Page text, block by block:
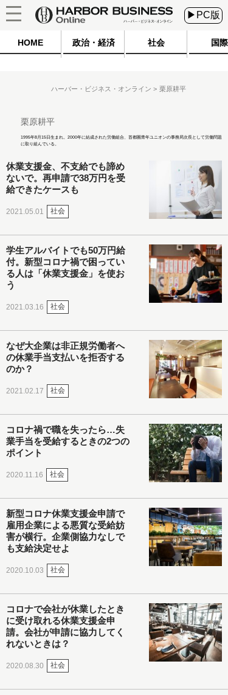
▶PC版
HOME 政治・経済 社会 国際
ハーバー・ビジネス・オンライン 栗原耕平
栗原耕平
1995年8月15日生まれ。2000年に結成された労働組合、首都圏青年ユニオンの事務局次長として労働問題
に取り組んでいる。
休業支援金、不支給でも諦め
ないで。再申請で38万円を受
給できたケースも
2021.05.01 社会
学生アルバイトでも50万円給
付。新型コロナ禍で困ってい
る人は「休業支援金」を使お
う
2021.03.16 社会
なぜ大企業は非正規労働者へ
の休業手当支払いを拒否する
のか？
2021.02.17 社会
コロナ禍で職を失ったら…失
業手当を受給するときの2つの
ポイント
2020.11.16 社会
新型コロナ休業支援金申請で
雇用企業による悪質な受給妨
害が横行。企業側協力なしで
も支給決定せよ
2020.10.03 社会
コロナで会社が休業したとき
に受け取れる休業支援金申
請。会社が申請に協力してく
れないときは？
2020.08.30 社会